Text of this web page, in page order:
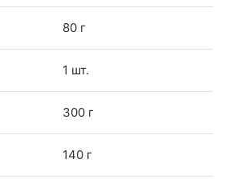
80 г
1 шт.
300 г
140 г